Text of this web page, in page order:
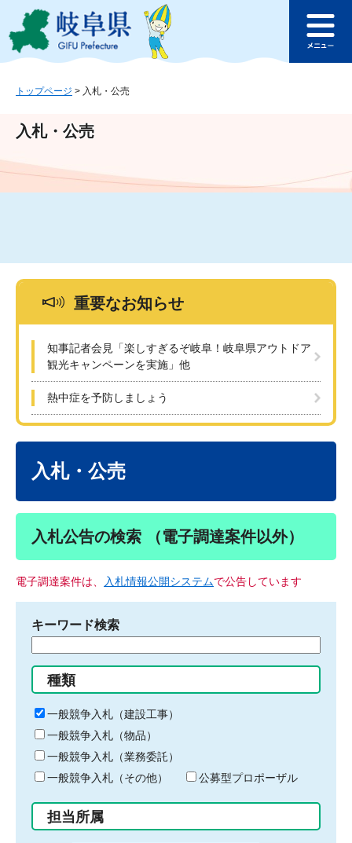
ジ
ュ
文
このページの本文へ
ュ
トップページ > 入札・公売
入札・公売
重要なお知らせ
知事記者会見「楽しすぎるぞ岐阜！岐阜県アウトドア
観光キャンペーンを実施」他
熱中症を予防しましょう
入札・公売
入札公告の検索 （電子調達案件以外）
電子調達案件は、 入札情報公開システムで公告しています
キーワード検索
る
キ
ー
ワ
ー
ド
入
力
種類
一般競争入札（建設工事）
一般競争入札（物品）
一般競争入札（業務委託）
一般競争入札（その他）
公募型プロポーザル
担当所属